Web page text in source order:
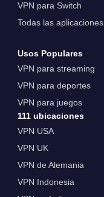
VPN para Switch
Todas las aplicaciones
Usos Populares
VPN para streaming
VPN para deportes
VPN para juegos
111 ubicaciones
VPN USA
VPN UK
VPN de Alemania
VPN Indonesia